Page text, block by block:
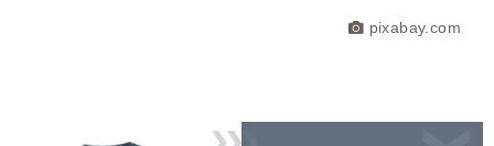
pixabay.com